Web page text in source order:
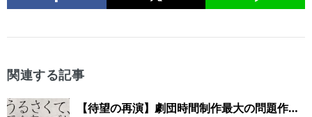
関連する記事
【待望の再演】劇団時間制作最大の問題作…